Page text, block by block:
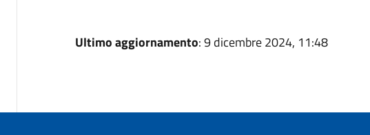
Ultimo aggiornamento: 9 dicembre 2024, 11:48